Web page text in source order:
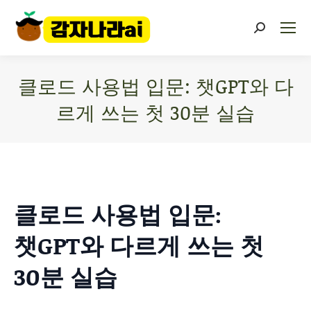
클로드 사용법 입문: 챗GPT와 다
르게 쓰는 첫 30분 실습
클로드 사용법 입문:
챗GPT와 다르게 쓰는 첫
30분 실습